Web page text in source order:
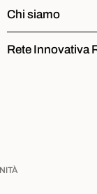
Chi siamo
Rete Innovativa